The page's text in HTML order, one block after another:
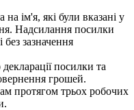
ім'я, які були вказані у
Надсилання посилки
і без зазначення
посилки та
грошей.
протягом трьох робочих